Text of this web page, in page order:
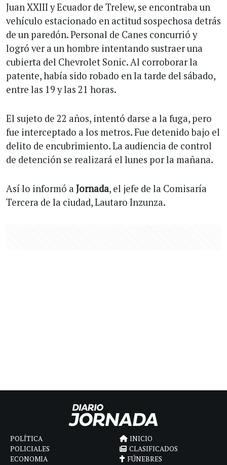
Juan XXIII y Ecuador de Trelew, se encontraba un
vehículo estacionado en actitud sospechosa detrás
de un paredón. Personal de Canes concurrió y
logró ver a un hombre intentando sustraer una
cubierta del Chevrolet Sonic. Al corroborar la
patente, había sido robado en la tarde del sábado,
entre las 19 y las 21 horas.
El sujeto de 22 años, intentó darse a la fuga, pero
fue interceptado a los metros. Fue detenido bajo el
delito de encubrimiento. La audiencia de control
de detención se realizará el lunes por la mañana.
Así lo informó a Jornada, el jefe de la Comisaría
Tercera de la ciudad, Lautaro Inzunza.
POLÍTICA
POLICIALES
ECONOMIA
INICIO
CLASIFICADOS
FÚNEBRES